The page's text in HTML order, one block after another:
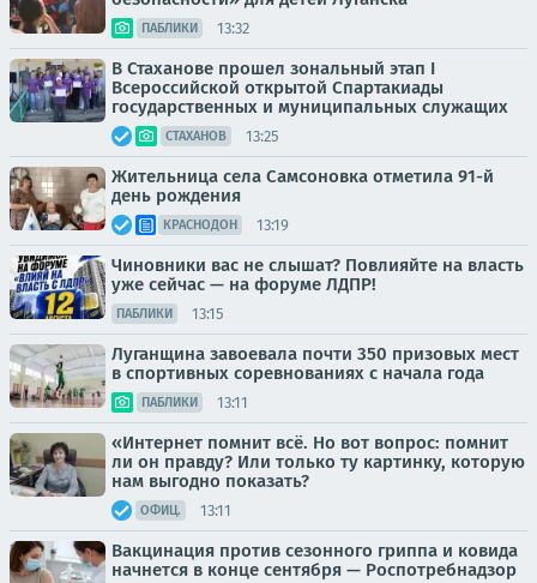
ПАБЛИКИ 13:32
В Стаханове прошел зональный этап I
Всероссийской открытой Спартакиады
государственных и муниципальных служащих
СТАХАНОВ 13:25
Жительница села Самсоновка отметила 91-й
день рождения
КРАСНОДОН 13:19
Чиновники вас не слышат? Повлияйте на власть
уже сейчас — на форуме ЛДПР!
ПАБЛИКИ 13:15
Луганщина завоевала почти 350 призовых мест
в спортивных соревнованиях с начала года
ПАБЛИКИ 13:11
«Интернет помнит всё. Но вот вопрос: помнит
ли он правду? Или только ту картинку, которую
нам выгодно показать?
ОФИЦ. 13:11
Вакцинация против сезонного гриппа и ковида
начнется в конце сентября — Роспотребнадзор